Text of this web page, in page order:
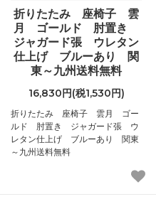
折りたたみ 座椅子 雲
月 ゴールド 肘置き
ジャガード張 ウレタン
仕上げ ブルーあり 関
東～九州送料無料
16,830円(税1,530円)
折りたたみ 座椅子 雲月 ゴー
ルド 肘置き ジャガード張 ウ
レタン仕上げ ブルーあり 関東
～九州送料無料